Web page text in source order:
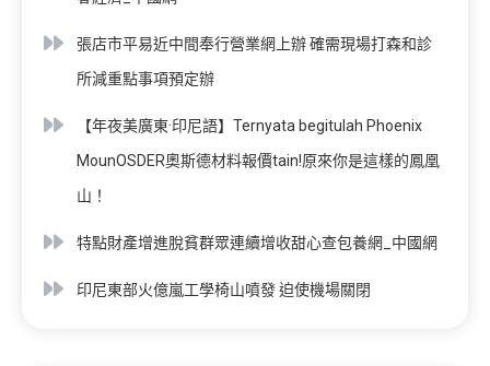
張店市平易近中間奉行營業網上辦 確需現場打森和診
所減重點事項預定辦
【年夜美廣東·印尼語】Ternyata begitulah Phoenix
MounOSDER奧斯德材料報價tain!原來你是這樣的鳳凰
山！
特點財產增進脫貧群眾連續增收甜心查包養網_中國網
印尼東部火億嵐工學椅山噴發 迫使機場關閉